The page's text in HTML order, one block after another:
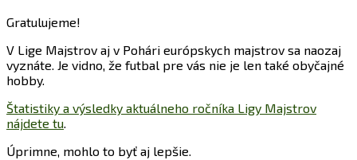
Gratulujeme!
V Lige Majstrov aj v Pohári európskych majstrov sa naozaj
vyznáte. Je vidno, že futbal pre vás nie je len také obyčajné
hobby.
Štatistiky a výsledky aktuálneho ročníka Ligy Majstrov
nájdete tu.
Úprimne, mohlo to byť aj lepšie.